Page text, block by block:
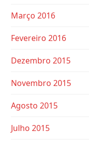
Março 2016
Fevereiro 2016
Dezembro 2015
Novembro 2015
Agosto 2015
Julho 2015